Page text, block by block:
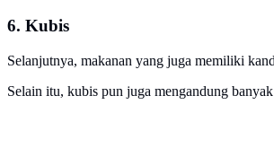
6. Kubis
Selanjutnya, makanan yang juga memiliki
Selain itu, kubis pun juga mengandung